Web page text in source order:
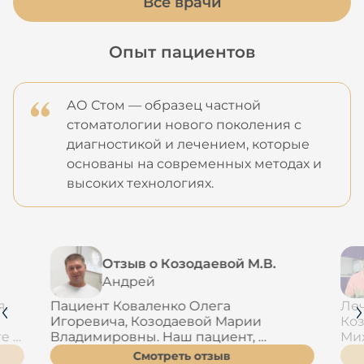
Опыт пациентов
АО Стом — образец частной
стоматологии нового поколения с
диагностикой и лечением, которые
основаны на современных методах и
высоких технологиях.
Отзыв о Козодаевой М.В.
Андрей
Пациент Коваленко Олега
Игоревича, Козодаевой Марии
Владимировны. Наш пациент,
пришел ранее на прием с
Смотреть отзыв